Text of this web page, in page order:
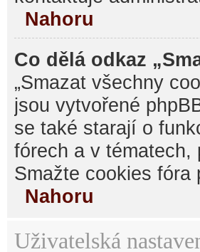
Nahoru
Co dělá odkaz
„Smazat všechny
jsou vytvořené
se také starají o
fórech a v tématech,
Smažte cookies
Nahoru
Uživatelská